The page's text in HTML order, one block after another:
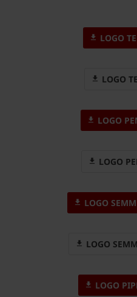
LOGO
LOGO
LOGO
LOGO
LOGO
LOGO
LOGO